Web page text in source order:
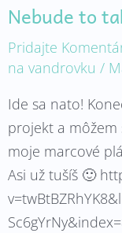
Nebude to
Pridajte
na vandrovku /
Ide sa nato!
projekt a
moje marcové
Asi už tušíš 🙂